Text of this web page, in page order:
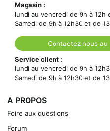
Magasin :
lundi au vendredi de 9h à 12h
Samedi de 9h à 12h30 et de
Contactez nous
Service client :
lundi au vendredi de 9h à
Samedi de 9h à 12h30 et de
A PROPOS
Foire aux questions
Forum